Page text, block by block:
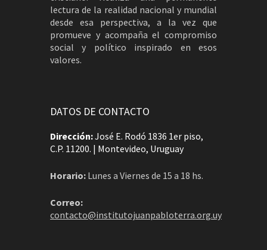
lectura de la realidad nacional y mundial
desde esa perspectiva, a la vez que
promueve y acompaña el compromiso
social y político inspirado en esos
valores.
DATOS DE CONTACTO
Dirección:José E. Rodó 1836 1er piso,
C.P. 11200. | Montevideo, Uruguay
Horario: Lunes a Viernes de 15 a 18 hs.
Correo:
contacto@institutojuanpabloterra.org.uy